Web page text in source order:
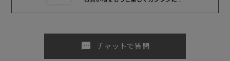
sms チャットで質問